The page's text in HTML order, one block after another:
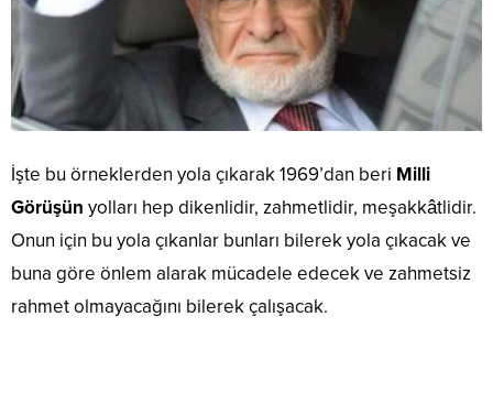
İşte bu örneklerden yola çıkarak 1969’dan beri Milli
Görüşün yolları hep dikenlidir, zahmetlidir, meşakkâtlidir.
Onun için bu yola çıkanlar bunları bilerek yola çıkacak ve
buna göre önlem alarak mücadele edecek ve zahmetsiz
rahmet olmayacağını bilerek çalışacak.